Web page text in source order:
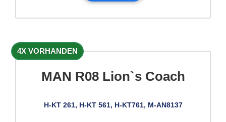
4X VORHANDEN
MAN R08 Lion`s Coach
H-KT 261, H-KT 561, H-KT761, M-AN8137